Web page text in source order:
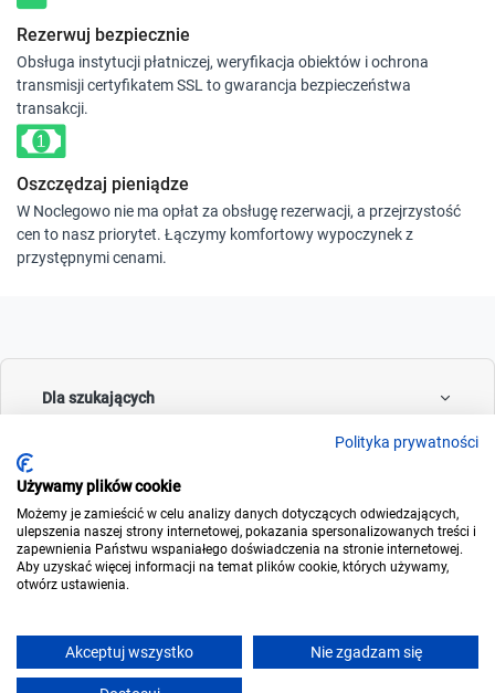
Rezerwuj bezpiecznie
Obsługa instytucji płatniczej, weryfikacja obiektów i ochrona
transmisji certyfikatem SSL to gwarancja bezpieczeństwa
transakcji.
Oszczędzaj pieniądze
W Noclegowo nie ma opłat za obsługę rezerwacji, a przejrzystość
cen to nasz priorytet. Łączymy komfortowy wypoczynek z
przystępnymi cenami.
Dla szukających
Dla wynajmujących
Polityka prywatności
Używamy plików cookie
Możemy je zamieścić w celu analizy danych dotyczących odwiedzających,
ulepszenia naszej strony internetowej, pokazania spersonalizowanych treści i
zapewnienia Państwu wspaniałego doświadczenia na stronie internetowej.
Aby uzyskać więcej informacji na temat plików cookie, których używamy,
otwórz ustawienia.
Akceptuj wszystko Nie zgadzam się